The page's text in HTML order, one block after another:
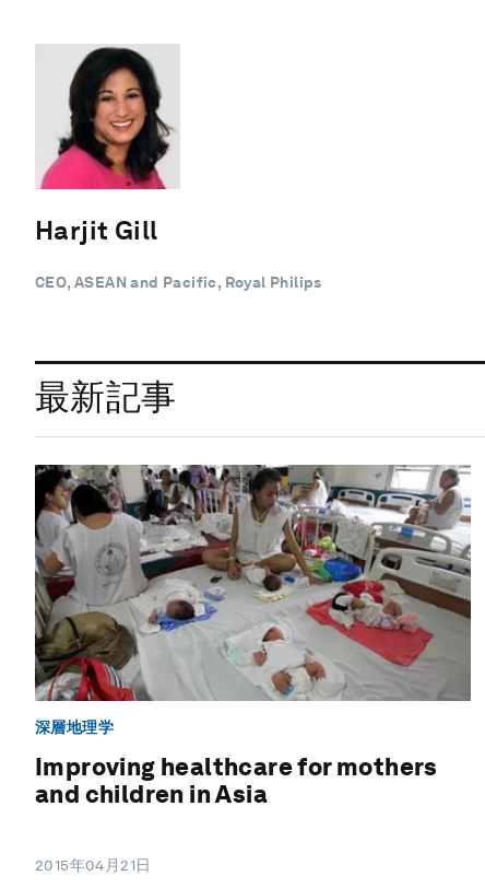
Harjit Gill
CEO, ASEAN and Pacific, Royal Philips
最新記事
深層地理学
Improving healthcare for mothers
and children in Asia
2015年04月21日